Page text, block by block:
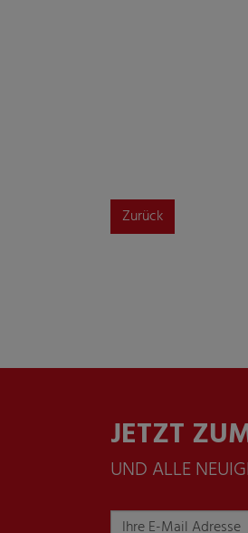
Zurück
JETZT
UND ALLE